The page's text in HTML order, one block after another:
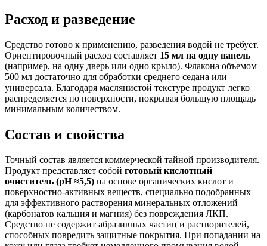
Расход и разведение
Средство готово к применению, разведения водой не требует.
Ориентировочный расход составляет 15 мл на одну панель
(например, на одну дверь или одно крыло). Флакона объемом
500 мл достаточно для обработки среднего седана или
универсала. Благодаря маслянистой текстуре продукт легко
распределяется по поверхности, покрывая большую площадь
минимальным количеством.
Состав и свойства
Точный состав является коммерческой тайной производителя.
Продукт представляет собой готовый кислотный
очиститель (pH ≈5,5) на основе органических кислот и
поверхностно-активных веществ, специально подобранных
для эффективного растворения минеральных отложений
(карбонатов кальция и магния) без повреждения ЛКП.
Средство не содержит абразивных частиц и растворителей,
способных повредить защитные покрытия. При попадании на